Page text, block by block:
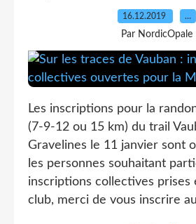
16.12.2019 …
Par NordicOpale
Les inscriptions pour la
(7-9-12 ou 15 km) du trail
Gravelines le 11 janvier sont
les personnes souhaitant
inscriptions collectives prises
club, merci de vous inscrire